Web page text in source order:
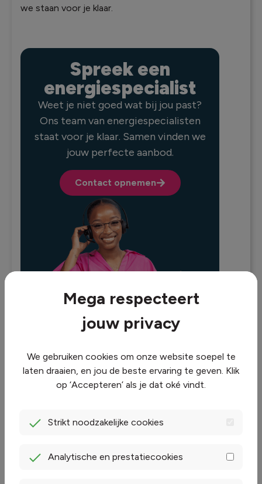
we staan voor je klaar.
Spreek een
energiespecialist
Weet je niet goed wat bij jou past?
Ons team van energiespecialisten
staat voor je klaar. Samen vinden we
jouw perfecte aanbod.
Contact opnemen
Beeld: Arthur Lambillotte, unsplash.com
Regel het in de
Check hoeveel energie je wanneer
Mega respecteert
jouw privacy
We gebruiken cookies om onze website soepel te
laten draaien, en jou de beste ervaring te geven. Klik
op ‘Accepteren’ als je dat oké vindt.
Strikt noodzakelijke cookies
Analytische en prestatiecookies